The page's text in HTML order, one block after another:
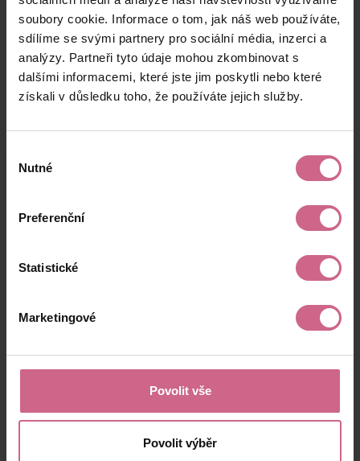
soubory cookie. Informace o tom, jak náš web používáte,
sdílíme se svými partnery pro sociální média, inzerci a
analýzy. Partneři tyto údaje mohou zkombinovat s
dalšími informacemi, které jste jim poskytli nebo které
získali v důsledku toho, že používáte jejich služby.
souhlasu
Nutné
Preferenční
Statistické
Marketingové
Povolit vše
Povolit výběr
P****
M****
1 000 Kč
1. 3. 2024
08:01:23
300 Kč
P****
Š****
100 Kč
23. 2. 2024
09:06:28
30 Kč
T****
21. 2. 2024
Výsledky těžby